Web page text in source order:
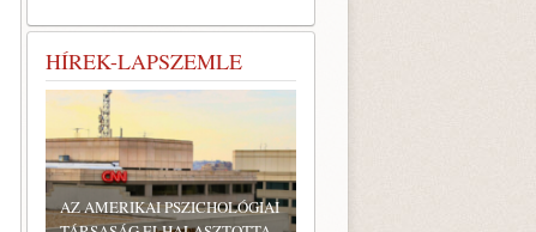
HÍREK-LAPSZEMLE
AZ AMERIKAI PSZICHOLÓGIAI